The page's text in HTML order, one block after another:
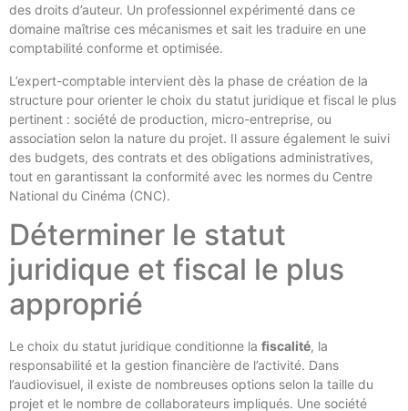
des droits d’auteur. Un professionnel expérimenté dans ce
domaine maîtrise ces mécanismes et sait les traduire en une
comptabilité conforme et optimisée.
L’expert-comptable intervient dès la phase de création de la
structure pour orienter le choix du statut juridique et fiscal le plus
pertinent : société de production, micro-entreprise, ou
association selon la nature du projet. Il assure également le suivi
des budgets, des contrats et des obligations administratives,
tout en garantissant la conformité avec les normes du Centre
National du Cinéma (CNC).
Déterminer le statut
juridique et fiscal le plus
approprié
Le choix du statut juridique conditionne la fiscalité, la
responsabilité et la gestion financière de l’activité. Dans
l’audiovisuel, il existe de nombreuses options selon la taille du
projet et le nombre de collaborateurs impliqués. Une société